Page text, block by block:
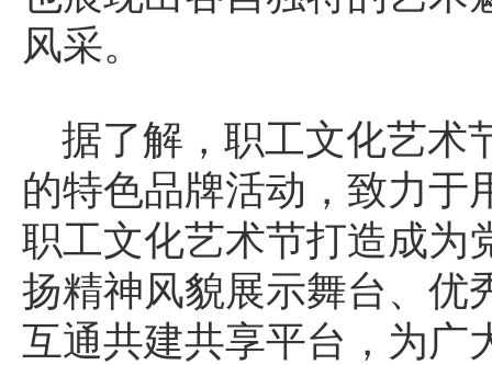
风采。
据了解，职工文化艺术
的特色品牌活动，致力于
职工文化艺术节打造成为
扬精神风貌展示舞台、优
互通共建共享平台，为广